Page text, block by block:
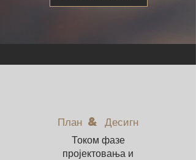
План & Десигн
Током фазе
пројектовања и